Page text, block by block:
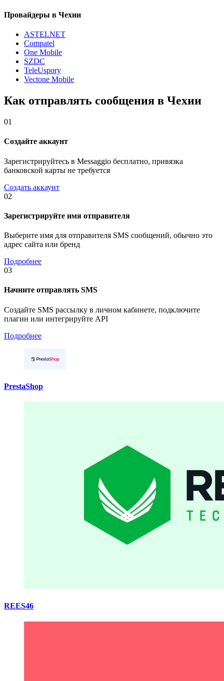
Провайдеры в Чехии
ASTELNET
Compatel
One Mobile
SZDC
TeleUspory
Vectone Mobile
Как отправлять сообщения в Чехии
01
Создайте аккаунт
Зарегистрируйтесь в Messaggio бесплатно, привязка
банковской карты не требуется
Создать аккаунт
02
Зарегистрируйте имя отправителя
Выберите имя для отправителя SMS сообщений, обычно это
адрес сайта или бренд
Подробнее
03
Начните отправлять SMS
Создайте SMS рассылку в личном кабинете, подключите
плагин или интегрируйте API
Подробнее
PrestaShop
REES46